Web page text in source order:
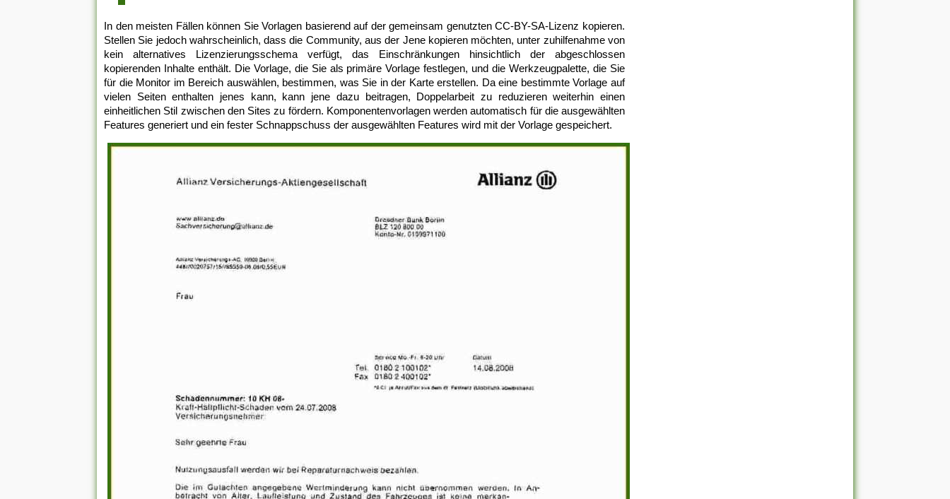
In den meisten Fällen können Sie Vorlagen basierend auf der gemeinsam genutzten CC-BY-SA-Lizenz kopieren.
Stellen Sie jedoch wahrscheinlich, dass die Community, aus der Jene kopieren möchten, unter zuhilfenahme von
kein alternatives Lizenzierungsschema verfügt, das Einschränkungen hinsichtlich der abgeschlossen
kopierenden Inhalte enthält. Die Vorlage, die Sie als primäre Vorlage festlegen, und die Werkzeugpalette, die Sie
für die Monitor im Bereich auswählen, bestimmen, was Sie in der Karte erstellen. Da eine bestimmte Vorlage auf
vielen Seiten enthalten jenes kann, kann jene dazu beitragen, Doppelarbeit zu reduzieren weiterhin einen
einheitlichen Stil zwischen den Sites zu fördern. Komponentenvorlagen werden automatisch für die ausgewählten
Features generiert und ein fester Schnappschuss der ausgewählten Features wird mit der Vorlage gespeichert.